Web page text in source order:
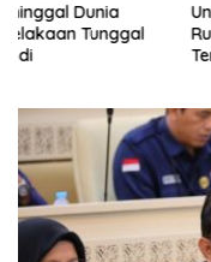
Untuk Kesekian Kalinya,
Rumah Kosong Kembali
Terbakar di Balangan